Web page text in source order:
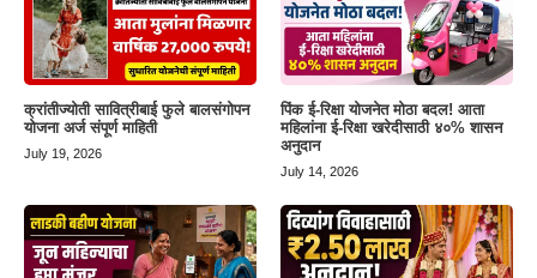
क्रांतीज्योती सावित्रीबाई फुले बालसंगोपन
योजना अर्ज संपूर्ण माहिती
July 19, 2026
पिंक ई-रिक्षा योजनेत मोठा बदल! आता
महिलांना ई-रिक्षा खरेदीसाठी ४०% शासन
अनुदान
July 14, 2026